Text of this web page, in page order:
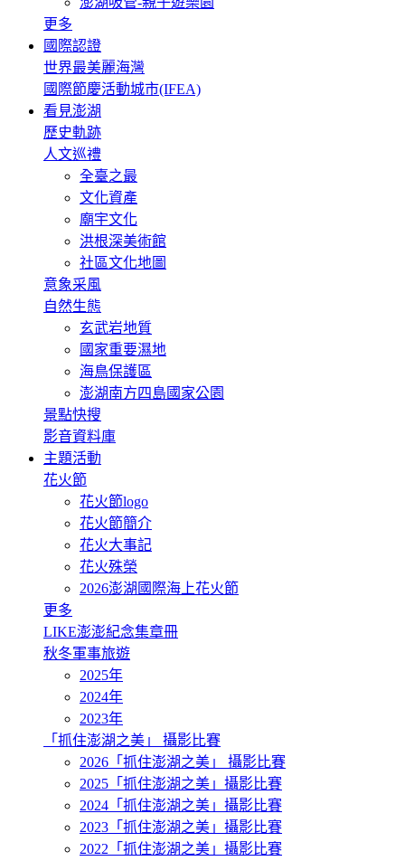
更多
國際認證
世界最美麗海灣
國際節慶活動城市(IFEA)
看見澎湖
歷史軌跡
人文巡禮
全臺之最
文化資產
廟宇文化
洪根深美術館
社區文化地圖
意象采風
自然生態
玄武岩地質
國家重要濕地
海鳥保護區
澎湖南方四島國家公園
景點快搜
影音資料庫
主題活動
花火節
花火節logo
花火節簡介
花火大事記
花火殊榮
2026澎湖國際海上花火節
更多
LIKE澎澎紀念集章冊
秋冬軍事旅遊
2025年
2024年
2023年
「抓住澎湖之美」 攝影比賽
2026「抓住澎湖之美」 攝影比賽
2025「抓住澎湖之美」攝影比賽
2024「抓住澎湖之美」攝影比賽
2023「抓住澎湖之美」攝影比賽
2022「抓住澎湖之美」攝影比賽